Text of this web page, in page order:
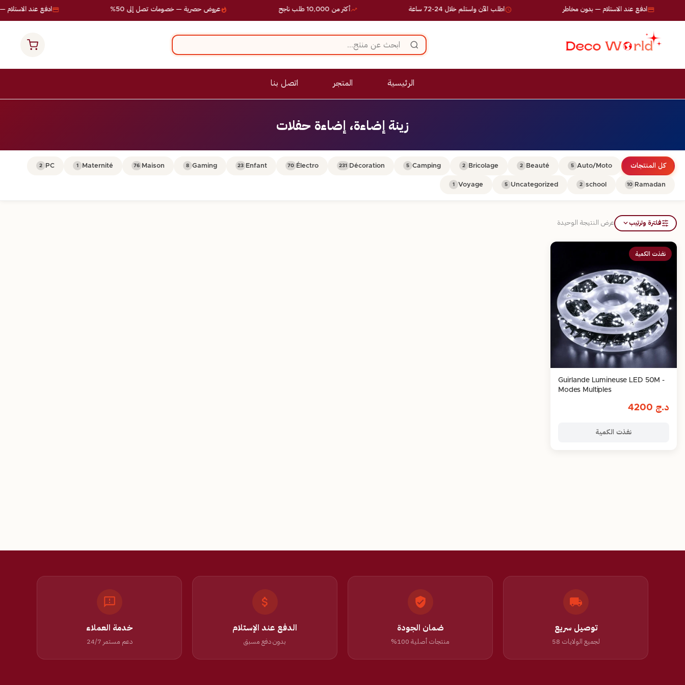
ادفع عند الاستلام — عروض حصرية — خصومات تصل إلى 50% أكثر من 10,000 طلب ناجح اطلب الآن واستلم خلال 24-72 ساعة ادفع عند الاستلام — بدون مخاطر
الرئيسية المتجر اتصل بنا
زينة إضاءة، إضاءة حفلات
كل المنتجات Auto/Moto
5
Beauté
2
Bricolage
2
Camping
5
Décoration
231
Électro
70
Enfant
23
Gaming
8
Maison
76
Maternité
1
PC
2
Ramadan
10
school
2
Uncategorized
5
Voyage
1
فلترة وترتيب عرض النتيجة الوحيدة
نفذت الكمية
Guirlande Lumineuse LED 50M -
Modes Multiples
د.ج
نفذت الكمية
توصيل سريع
لجميع الولايات 58
ضمان الجودة
منتجات أصلية 100%
الدفع عند الإستلام
بدون دفع مسبق
خدمة العملاء
دعم مستمر 24/7